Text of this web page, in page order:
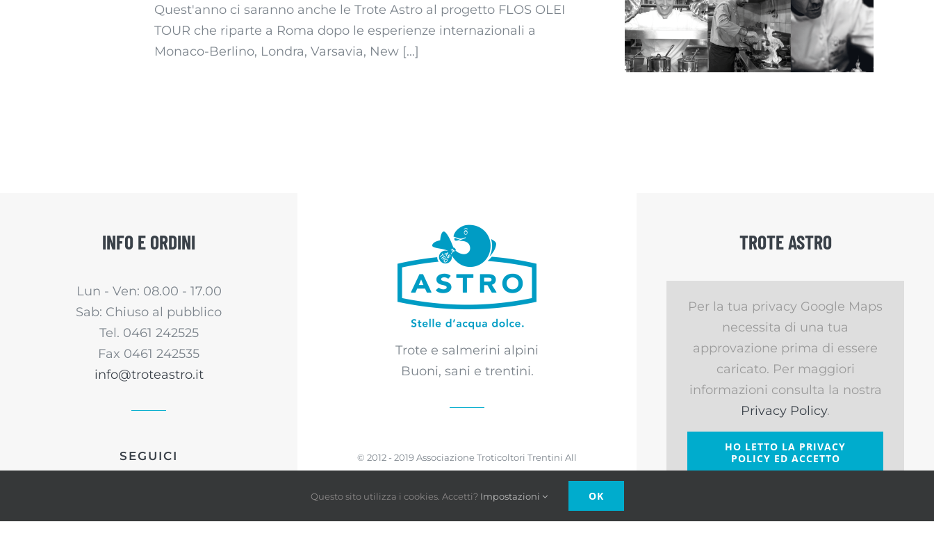
Quest'anno ci saranno anche le Trote Astro al progetto FLOS OLEI
TOUR che riparte a Roma dopo le esperienze internazionali a
Monaco-Berlino, Londra, Varsavia, New [...]
INFO E ORDINI
Lun - Ven: 08.00 - 17.00
Sab: Chiuso al pubblico
Tel. 0461 242525
Fax 0461 242535
info@troteastro.it
SEGUICI
Trote e salmerini alpini
Buoni, sani e trentini.
© 2012 - 2019 Associazione Troticoltori Trentini All
Privacy Policy
Acquarelli di Luca Franceschini Plus
TROTE ASTRO
Per la tua privacy Google Maps
necessita di una tua
approvazione prima di essere
caricato. Per maggiori
informazioni consulta la nostra
Privacy Policy.
HO LETTO LA PRIVACY
POLICY ED ACCETTO
Questo sito utilizza i cookies. Accetti? Impostazioni OK